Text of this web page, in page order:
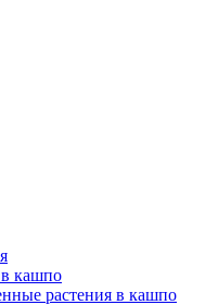
кашпо
растения в кашпо